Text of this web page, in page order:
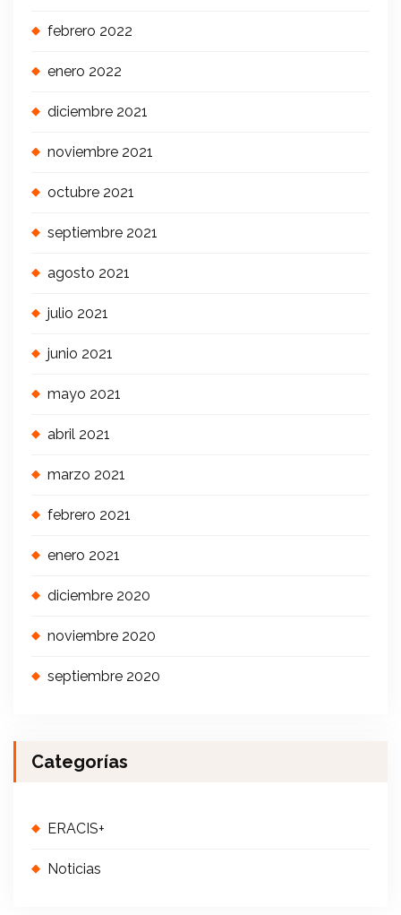
febrero 2022
enero 2022
diciembre 2021
noviembre 2021
octubre 2021
septiembre 2021
agosto 2021
julio 2021
junio 2021
mayo 2021
abril 2021
marzo 2021
febrero 2021
enero 2021
diciembre 2020
noviembre 2020
septiembre 2020
Categorías
ERACIS+
Noticias